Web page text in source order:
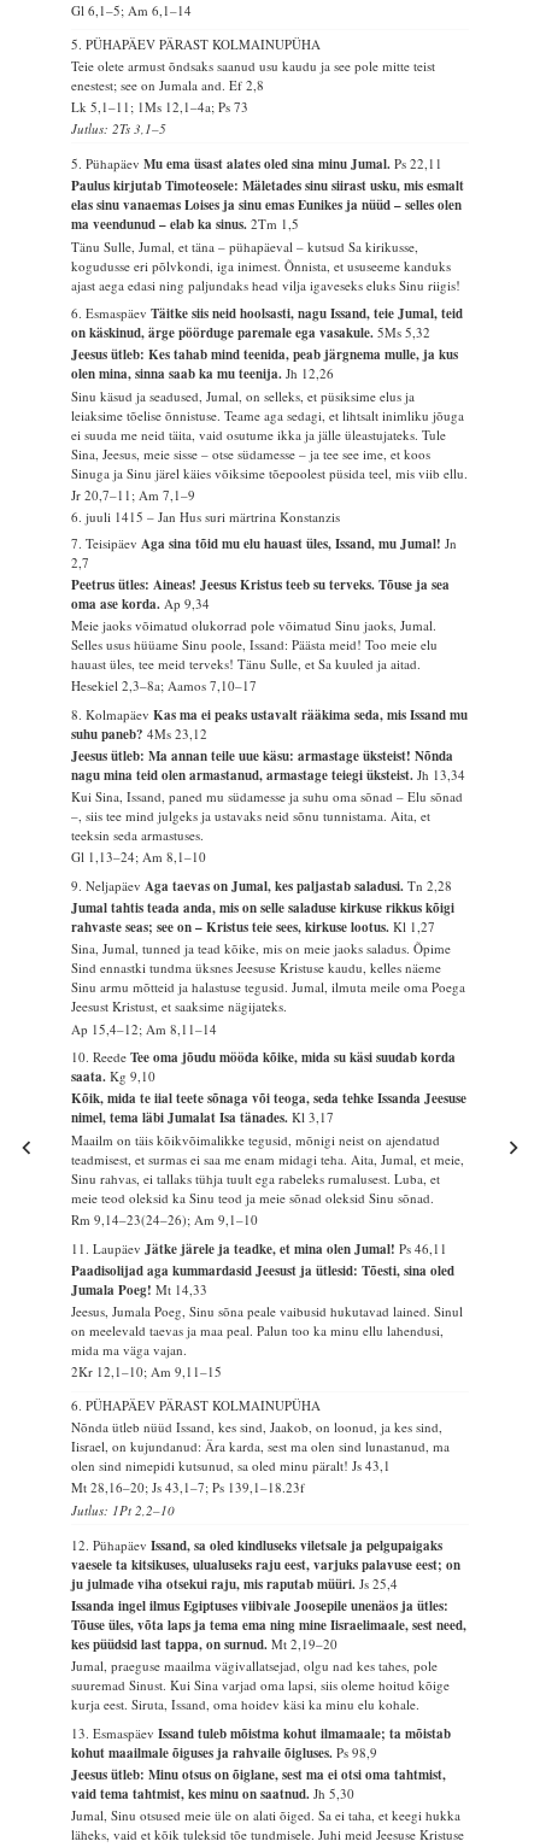
Gl 6,1–5; Am 6,1–14
5. PÜHAPÄEV PÄRAST KOLMAINUPÜHA
Teie olete armust õndsaks saanud usu kaudu ja see pole mitte teist
enestest; see on Jumala and.Ef 2,8
Lk 5,1–11; 1Ms 12,1–4a; Ps 73
Jutlus: 2Ts 3,1–5
5. PühapäevMu ema üsast alates oled sina minu Jumal.Ps 22,11
Paulus kirjutab Timoteosele: Mäletades sinu siirast usku, mis esmalt
elas sinu vanaemas Loises ja sinu emas Eunikes ja nüüd – selles olen
ma veendunud – elab ka sinus.2Tm 1,5
Tänu Sulle, Jumal, et täna – pühapäeval – kutsud Sa kirikusse,
kogudusse eri põlvkondi, iga inimest. Õnnista, et ususeeme kanduks
ajast aega edasi ning paljundaks head vilja igaveseks eluks Sinu riigis!
6. EsmaspäevTäitke siis neid hoolsasti, nagu Issand, teie Jumal, teid
on käskinud, ärge pöörduge paremale ega vasakule.5Ms 5,32
Jeesus ütleb: Kes tahab mind teenida, peab järgnema mulle, ja kus
olen mina, sinna saab ka mu teenija.Jh 12,26
Sinu käsud ja seadused, Jumal, on selleks, et püsiksime elus ja
leiaksime tõelise õnnistuse. Teame aga sedagi, et lihtsalt inimliku jõuga
ei suuda me neid täita, vaid osutume ikka ja jälle üleastujateks. Tule
Sina, Jeesus, meie sisse – otse südamesse – ja tee see ime, et koos
Sinuga ja Sinu järel käies võiksime tõepoolest püsida teel, mis viib ellu.
Jr 20,7–11; Am 7,1–9
6. juuli 1415 – Jan Hus suri märtrina Konstanzis
7. Teisipäev Aga sina tõid mu elu hauast üles, Issand, mu Jumal!Jn
2,7
Peetrus ütles: Aineas! Jeesus Kristus teeb su terveks. Tõuse ja sea
oma ase korda.Ap 9,34
Meie jaoks võimatud olukorrad pole võimatud Sinu jaoks, Jumal.
Selles usus hüüame Sinu poole, Issand: Päästa meid! Too meie elu
hauast üles, tee meid terveks! Tänu Sulle, et Sa kuuled ja aitad.
Hesekiel 2,3–8a; Aamos 7,10–17
8. KolmapäevKas ma ei peaks ustavalt rääkima seda, mis Issand mu
suhu paneb?4Ms 23,12
Jeesus ütleb: Ma annan teile uue käsu: armastage üksteist! Nõnda
nagu mina teid olen armastanud, armastage teiegi üksteist.Jh 13,34
Kui Sina, Issand, paned mu südamesse ja suhu oma sõnad – Elu sõnad
–, siis tee mind julgeks ja ustavaks neid sõnu tunnistama. Aita, et
teeksin seda armastuses.
Gl 1,13–24; Am 8,1–10
9. NeljapäevAga taevas on Jumal, kes paljastab saladusi.Tn 2,28
Jumal tahtis teada anda, mis on selle saladuse kirkuse rikkus kõigi
rahvaste seas; see on – Kristus teie sees, kirkuse lootus.Kl 1,27
Sina, Jumal, tunned ja tead kõike, mis on meie jaoks saladus. Õpime
Sind ennastki tundma üksnes Jeesuse Kristuse kaudu, kelles näeme
Sinu armu mõtteid ja halastuse tegusid. Jumal, ilmuta meile oma Poega
Jeesust Kristust, et saaksime nägijateks.
Ap 15,4–12; Am 8,11–14
10. ReedeTee oma jõudu mööda kõike, mida su käsi suudab korda
saata.Kg 9,10
Kõik, mida te iial teete sõnaga või teoga, seda tehke Issanda Jeesuse
nimel, tema läbi Jumalat Isa tänades.Kl 3,17
Maailm on täis kõikvõimalikke tegusid, mõnigi neist on ajendatud
teadmisest, et surmas ei saa me enam midagi teha. Aita, Jumal, et meie,
Sinu rahvas, ei tallaks tühja tuult ega rabeleks rumalusest. Luba, et
meie teod oleksid ka Sinu teod ja meie sõnad oleksid Sinu sõnad.
Rm 9,14–23(24–26); Am 9,1–10
11. LaupäevJätke järele ja teadke, et mina olen Jumal!Ps 46,11
Paadisolijad aga kummardasid Jeesust ja ütlesid: Tõesti, sina oled
Jumala Poeg!Mt 14,33
Jeesus, Jumala Poeg, Sinu sõna peale vaibusid hukutavad lained. Sinul
on meelevald taevas ja maa peal. Palun too ka minu ellu lahendusi,
mida ma väga vajan.
2Kr 12,1–10; Am 9,11–15
6. PÜHAPÄEV PÄRAST KOLMAINUPÜHA
Nõnda ütleb nüüd Issand, kes sind, Jaakob, on loonud, ja kes sind,
Iisrael, on kujundanud: Ära karda, sest ma olen sind lunastanud, ma
olen sind nimepidi kutsunud, sa oled minu päralt!Js 43,1
Mt 28,16–20; Js 43,1–7; Ps 139,1–18.23f
Jutlus: 1Pt 2,2–10
12. PühapäevIssand, sa oled kindluseks viletsale ja pelgupaigaks
vaesele ta kitsikuses, ulualuseks raju eest, varjuks palavuse eest; on
ju julmade viha otsekui raju, mis raputab müüri.Js 25,4
Issanda ingel ilmus Egiptuses viibivale Joosepile unenäos ja ütles:
Tõuse üles, võta laps ja tema ema ning mine Iisraelimaale, sest need,
kes püüdsid last tappa, on surnud.Mt 2,19–20
Jumal, praeguse maailma vägivallatsejad, olgu nad kes tahes, pole
suuremad Sinust. Kui Sina varjad oma lapsi, siis oleme hoitud kõige
kurja eest. Siruta, Issand, oma hoidev käsi ka minu elu kohale.
13. EsmaspäevIssand tuleb mõistma kohut ilmamaale; ta mõistab
kohut maailmale õiguses ja rahvaile õigluses.Ps 98,9
Jeesus ütleb: Minu otsus on õiglane, sest ma ei otsi oma tahtmist,
vaid tema tahtmist, kes minu on saatnud.Jh 5,30
Jumal, Sinu otsused meie üle on alati õiged. Sa ei taha, et keegi hukka
läheks, vaid et kõik tuleksid tõe tundmisele. Juhi meid Jeesuse Kristuse